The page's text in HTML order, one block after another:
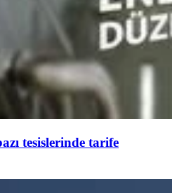
tesislerinde tarife